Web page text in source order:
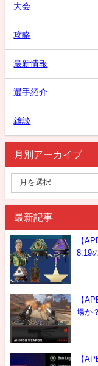
大会
攻略
最新情報
選手紹介
雑談
月別アーカイブ
最新記事
【
8.19
【
場か？
【